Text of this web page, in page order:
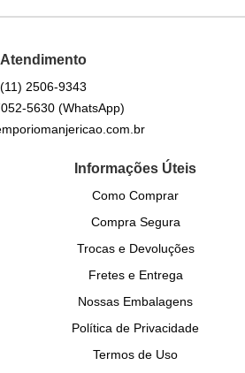
Atendimento
(11) 2506-9343
5630(WhatsApp)
Informações Úteis
Como Comprar
Compra Segura
Trocas e Devoluções
Fretes e Entrega
Nossas Embalagens
Política de Privacidade
Termos de Uso